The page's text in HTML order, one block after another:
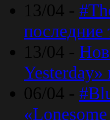
13/04 -
последние
13/04 -
Yesterday»
06/04 -